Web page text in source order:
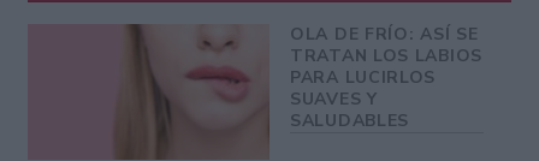
OLA DE FRÍO: ASÍ SE
TRATAN LOS LABIOS
PARA LUCIRLOS
SUAVES Y
SALUDABLES